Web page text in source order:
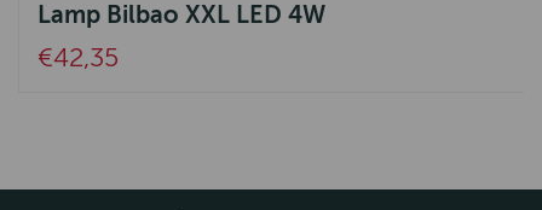
Lamp Bilbao XXL LED 4W
€42,35